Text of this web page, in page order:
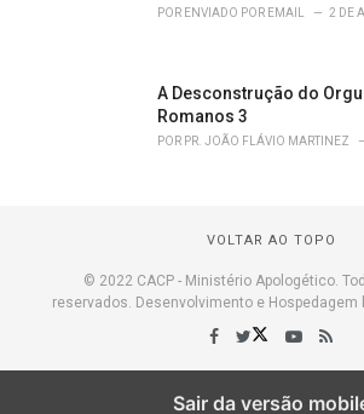
POR ENVIADO POR EMAIL 2 DE
A Desconstrução do
Romanos 3
POR PR. JOÃO FLÁVIO MARTINEZ
VOLTAR AO TOPO
© 2022 CACP - Ministério Apologético.
reservados. Desenvolvimento e Hospedagem
Sair da versão